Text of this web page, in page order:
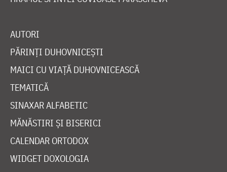
AUTORI
PĂRINȚI DUHOVNICEȘTI
MAICI CU VIAȚĂ DUHOVNICEASCĂ
TEMATICĂ
SINAXAR ALFABETIC
MĂNĂSTIRI ȘI BISERICI
CALENDAR ORTODOX
WIDGET DOXOLOGIA